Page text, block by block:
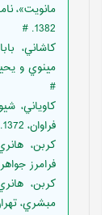
1382. #
کاشاني،
#
كاوياني،
فراوان، 1372. #
کربن،
فرامرز
کربن،
مبشري، تهران،